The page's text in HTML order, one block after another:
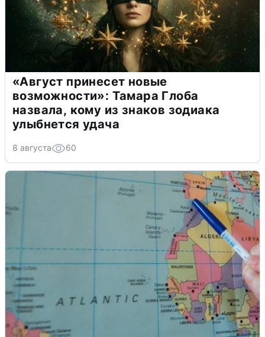
«Август принесет новые
возможности»: Тамара Глоба
назвала, кому из знаков зодиака
улыбнется удача
8 августа 60